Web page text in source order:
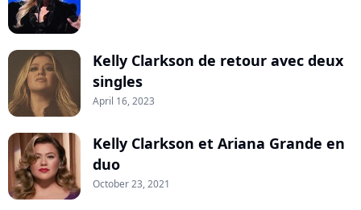
Kelly Clarkson de retour avec deux
singles
April 16, 2023
Kelly Clarkson et Ariana Grande en
duo
October 23, 2021